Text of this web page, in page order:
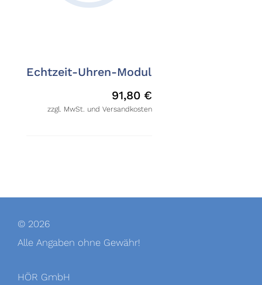
Echtzeit-Uhren-Modul
91,80 €
zzgl. MwSt. und Versandkosten
© 2026
Alle Angaben ohne Gewähr!
HÖR GmbH